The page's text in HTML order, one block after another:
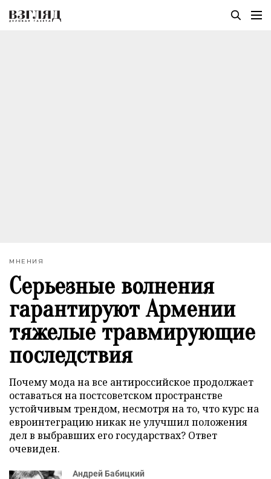
МНЕНИЯ
Серьезные волнения
гарантируют Армении
тяжелые травмирующие
последствия
Почему мода на все антироссийское продолжает
оставаться на постсоветском пространстве
устойчивым трендом, несмотря на то, что курс на
евроинтеграцию никак не улучшил положения
дел в выбравших его государствах? Ответ
очевиден.
Андрей Бабицкий